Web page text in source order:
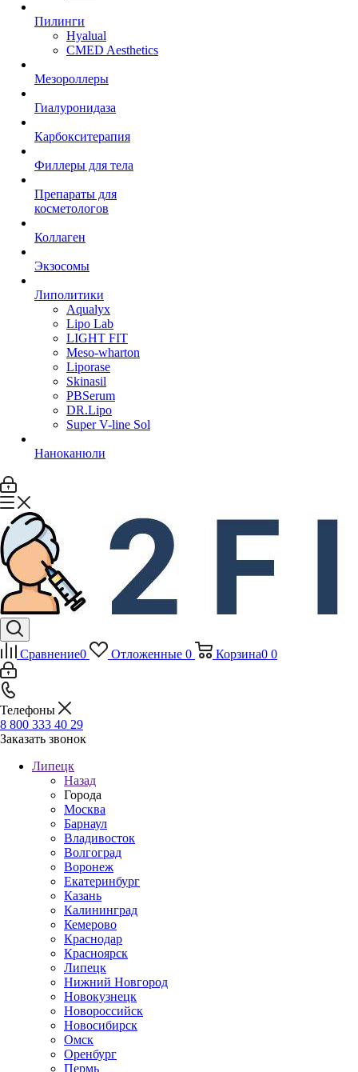
Пилинги
Hyalual
CMED Aesthetics
Мезороллеры
Гиалуронидаза
Карбокситерапия
Филлеры для тела
Препараты для
косметологов
Коллаген
Экзосомы
Липолитики
Aqualyx
Lipo Lab
LIGHT FIT
Meso-wharton
Liporase
Skinasil
PBSerum
DR.Lipo
Super V-line Sol
Наноканюли
Сравнение0 Отложенные 0 Корзина0 0
Телефоны
8 800 333 40 29
Заказать звонок
Липецк
Назад
Города
Москва
Барнаул
Владивосток
Волгоград
Воронеж
Екатеринбург
Казань
Калининград
Кемерово
Краснодар
Красноярск
Липецк
Нижний Новгород
Новокузнецк
Новороссийск
Новосибирск
Омск
Оренбург
Пермь